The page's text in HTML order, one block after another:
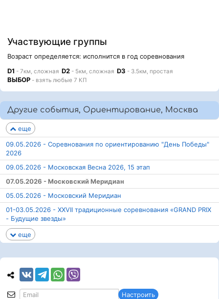
Участвующие группы
Возраст определяется: исполнится в год соревнования
D1 - 7км, сложная D2 - 5км, сложная D3 - 3.5км, простая
ВЫБОР - взять любые 7 КП
Другие события, Ориентирование, Москва
еще
09.05.2026 - Соревнования по ориентированию "День Победы"
2026
09.05.2026 - Московская Весна 2026, 15 этап
07.05.2026 - Московский Меридиан
05.05.2026 - Московский Меридиан
01-03.05.2026 - ХХVII традиционные соревнования «GRAND PRIX
- Будущие звезды»
еще
Настроить